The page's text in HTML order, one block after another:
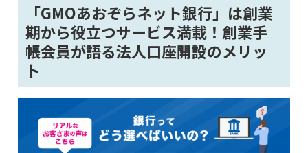
「GMOあおぞらネット銀行」は創業
期から役立つサービス満載！創業手
帳会員が語る法人口座開設のメリッ
ト